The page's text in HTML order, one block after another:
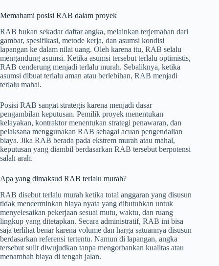
Memahami posisi RAB dalam proyek
RAB bukan sekadar daftar angka, melainkan terjemahan dari
gambar, spesifikasi, metode kerja, dan asumsi kondisi
lapangan ke dalam nilai uang. Oleh karena itu, RAB selalu
mengandung asumsi. Ketika asumsi tersebut terlalu optimistis,
RAB cenderung menjadi terlalu murah. Sebaliknya, ketika
asumsi dibuat terlalu aman atau berlebihan, RAB menjadi
terlalu mahal.
Posisi RAB sangat strategis karena menjadi dasar
pengambilan keputusan. Pemilik proyek menentukan
kelayakan, kontraktor menentukan strategi penawaran, dan
pelaksana menggunakan RAB sebagai acuan pengendalian
biaya. Jika RAB berada pada ekstrem murah atau mahal,
keputusan yang diambil berdasarkan RAB tersebut berpotensi
salah arah.
Apa yang dimaksud RAB terlalu murah?
RAB disebut terlalu murah ketika total anggaran yang disusun
tidak mencerminkan biaya nyata yang dibutuhkan untuk
menyelesaikan pekerjaan sesuai mutu, waktu, dan ruang
lingkup yang ditetapkan. Secara administratif, RAB ini bisa
saja terlihat benar karena volume dan harga satuannya disusun
berdasarkan referensi tertentu. Namun di lapangan, angka
tersebut sulit diwujudkan tanpa mengorbankan kualitas atau
menambah biaya di tengah jalan.